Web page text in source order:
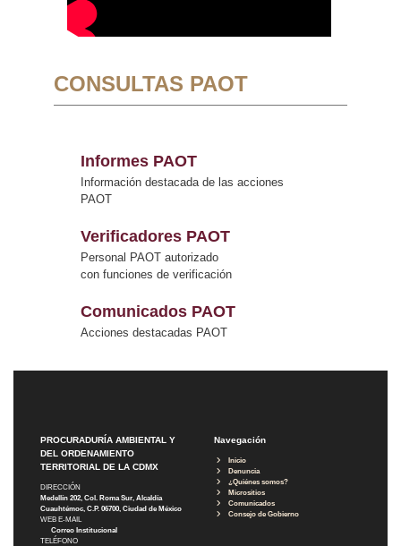
CONSULTAS PAOT
Informes PAOT
Información destacada de las acciones
PAOT
Verificadores PAOT
Personal PAOT autorizado
con funciones de verificación
Comunicados PAOT
Acciones destacadas PAOT
PROCURADURÍA AMBIENTAL Y
DEL ORDENAMIENTO
TERRITORIAL DE LA CDMX
DIRECCIÓN
Medellín 202, Col. Roma Sur, Alcaldía
Cuauhtémoc, C.P. 06700, Ciudad de México
WEB E-MAIL
Correo Institucional
TELÉFONO
Navegación
Inicio
Denuncia
¿Quiénes somos?
Micrositios
Comunicados
Consejo de Gobierno